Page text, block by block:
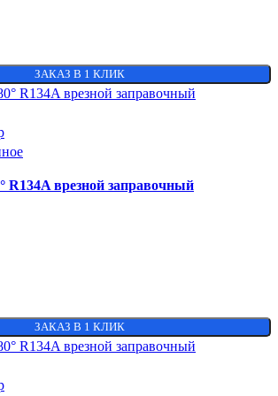
ЗАКАЗ В 1 КЛИК
R134A врезной заправочный
ЗАКАЗ В 1 КЛИК